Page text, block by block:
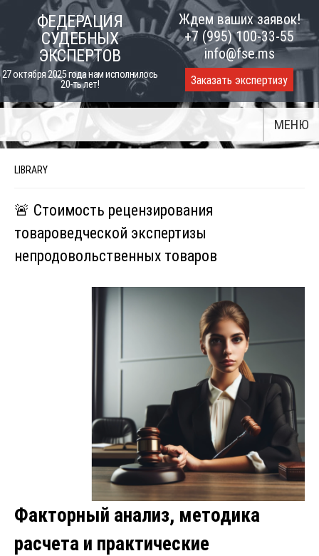
content
ФЕДЕРАЦИЯ
СУДЕБНЫХ
ЭКСПЕРТОВ
27 октября 2025 года нам исполнилось
20-ть лет!
Ждем ваших заявок!
+7 (995) 100-33-55
info@fse.ms
Заказать экспертизу
МЕНЮ
LIBRARY
🚨 Стоимость рецензирования
товароведческой экспертизы
непродовольственных товаров
Факторный анализ, методика
расчета и практические